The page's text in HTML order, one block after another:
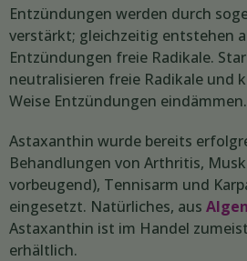
Entzündungen werden durch
verstärkt; gleichzeitig entstehen
Entzündungen freie Radikale.
neutralisieren freie Radikale und
Weise Entzündungen eindämmen.
Astaxanthin wurde bereits
Behandlungen von Arthritis,
vorbeugend), Tennisarm und
eingesetzt. Natürliches, aus Algen
Astaxanthin ist im Handel
erhältlich.